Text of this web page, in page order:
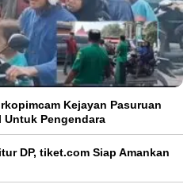
Kejayan Pasuruan
Untuk Pengendara
DP, tiket.com Siap Amankan